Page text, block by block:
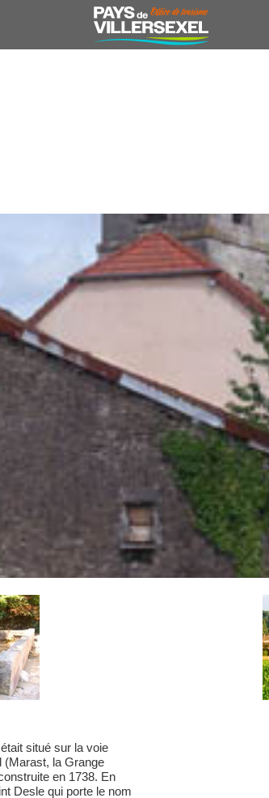
situé sur la voie
(Marast, la Grange
en 1738. En
Desle qui porte le nom